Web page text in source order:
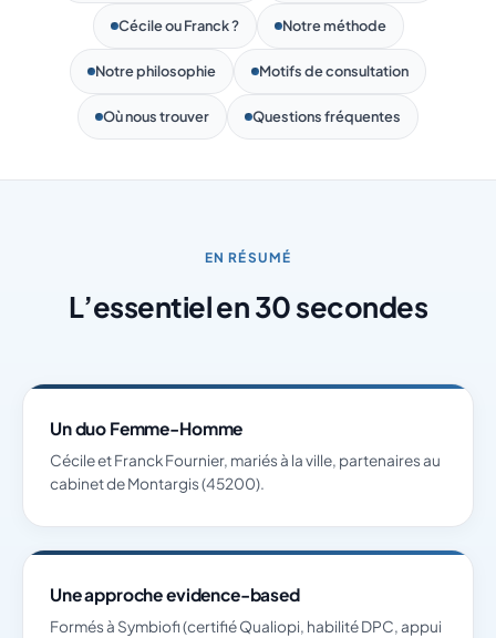
Cécile ou Franck ? Notre méthode
Notre philosophie Motifs de consultation
Où nous trouver Questions fréquentes
EN RÉSUMÉ
L’essentiel en 30 secondes
Un duo Femme-Homme
Cécile et Franck Fournier, mariés à la ville, partenaires au
cabinet de Montargis (45200).
Une approche evidence-based
Formés à Symbiofi (certifié Qualiopi, habilité DPC, appui